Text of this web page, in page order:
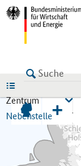
Zentrum
Nebenstelle+